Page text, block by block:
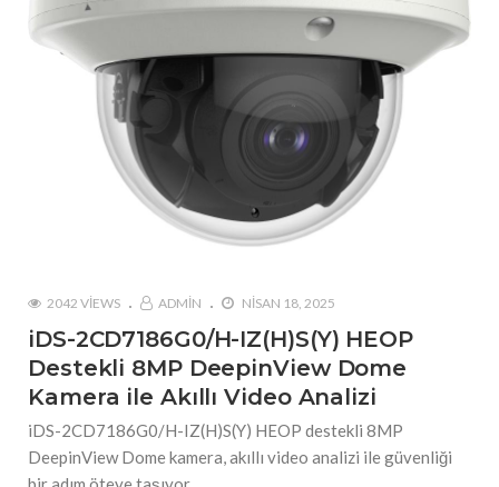
2042 VIEWS ADMIN NISAN 18, 2025
iDS-2CD7186G0/H-IZ(H)S(Y) HEOP
Destekli 8MP DeepinView Dome
Kamera ile Akıllı Video Analizi
iDS-2CD7186G0/H-IZ(H)S(Y) HEOP destekli 8MP
DeepinView Dome kamera, akıllı video analizi ile güvenliği